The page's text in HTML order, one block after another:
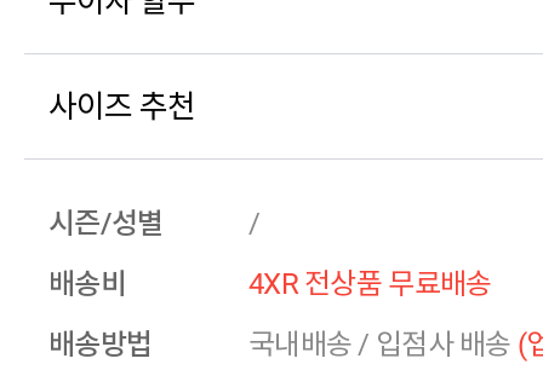
사이즈 추천
시즌/성별
/
배송비
4XR 전상품 무료배송
배송방법
국내배송 / 입점사 배송 (